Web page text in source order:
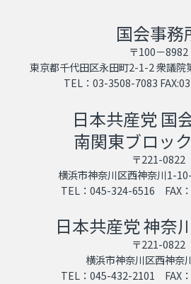
国会事務
〒100－8982
東京都千代田区永田町2-1-2 衆議
TEL：03-3508-7083
日本共産党 国
南関東ブロッ
〒221-0822
横浜市神奈川区西神奈川1-
TEL：045-324-6516 FAX
日本共産党 神奈
〒221-0822
横浜市神奈川区西神奈
TEL：045-432-2101 FAX